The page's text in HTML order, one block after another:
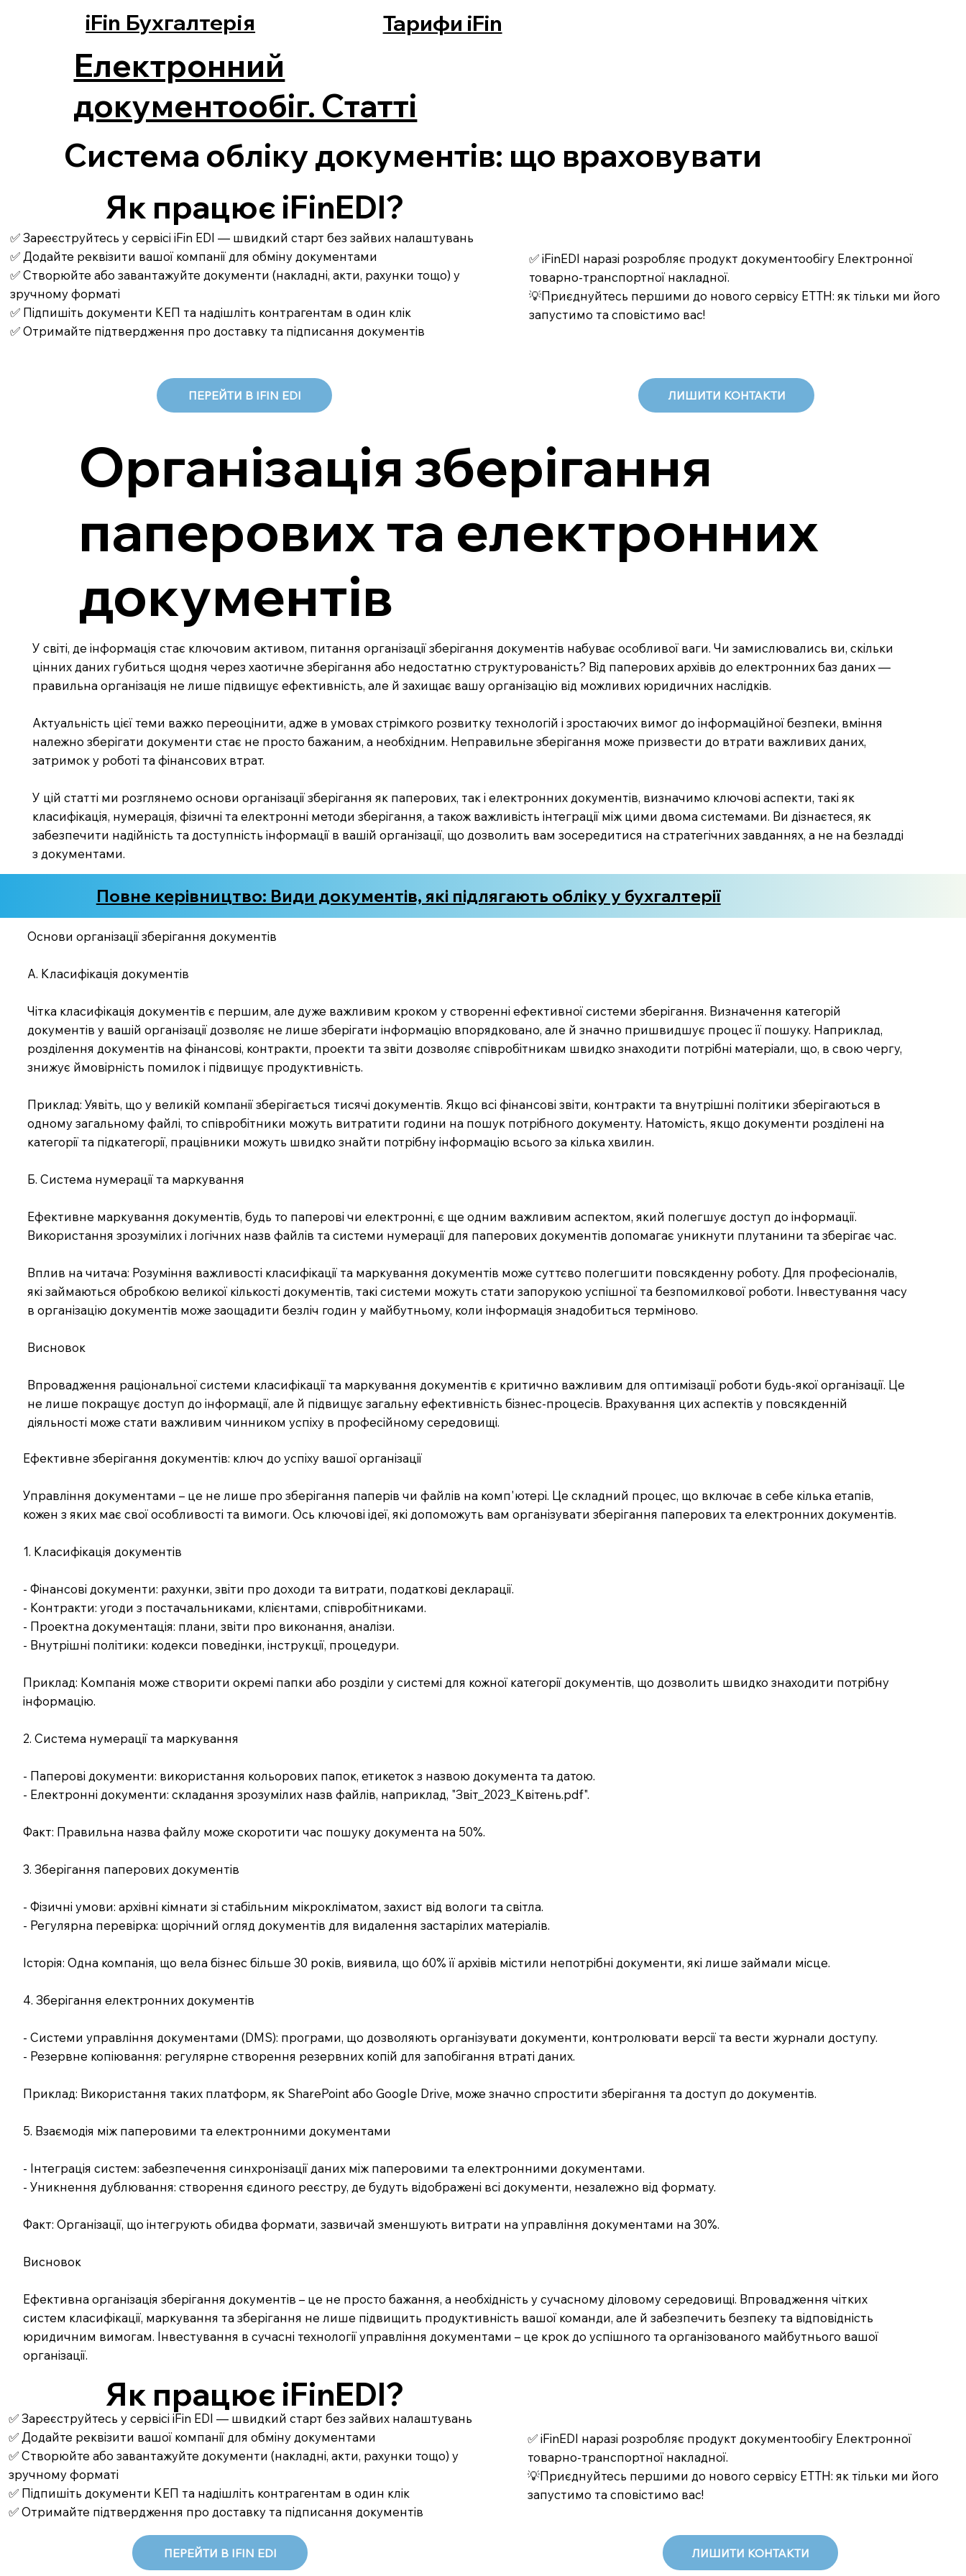
iFin Бухгалтерія Тарифи iFin
Електронний
документообіг. Статті
Система обліку документів: що враховувати
✅ Зареєструйтесь у сервісі iFin EDI — швидкий старт без зайвих налаштувань
✅ Додайте реквізити вашої компанії для обміну документами
✅ Створюйте або завантажуйте документи (накладні, акти, рахунки тощо) у
зручному форматі
✅ Підпишіть документи КЕП та надішліть контрагентам в один клік
✅ Отримайте підтвердження про доставку та підписання документів
Як працює iFinEDI?
ПЕРЕЙТИ В IFIN EDI
✅ iFinEDI наразі розробляє продукт документообігу Електронної
товарно-транспортної накладної.
💡Приєднуйтесь першими до нового сервісу ЕТТН: як тільки ми його
запустимо та сповістимо вас!
ЛИШИТИ КОНТАКТИ
Організація зберігання
паперових та електронних
документів
У світі, де інформація стає ключовим активом, питання організації зберігання документів набуває особливої ваги. Чи замислювались ви, скільки
цінних даних губиться щодня через хаотичне зберігання або недостатню структурованість? Від паперових архівів до електронних баз даних —
правильна організація не лише підвищує ефективність, але й захищає вашу організацію від можливих юридичних наслідків.
Актуальність цієї теми важко переоцінити, адже в умовах стрімкого розвитку технологій і зростаючих вимог до інформаційної безпеки, вміння
належно зберігати документи стає не просто бажаним, а необхідним. Неправильне зберігання може призвести до втрати важливих даних,
затримок у роботі та фінансових втрат.
У цій статті ми розглянемо основи організації зберігання як паперових, так і електронних документів, визначимо ключові аспекти, такі як
класифікація, нумерація, фізичні та електронні методи зберігання, а також важливість інтеграції між цими двома системами. Ви дізнаєтеся, як
забезпечити надійність та доступність інформації в вашій організації, що дозволить вам зосередитися на стратегічних завданнях, а не на безладді
з документами.
Повне керівництво: Види документів, які підлягають обліку у бухгалтерії
Основи організації зберігання документів
А. Класифікація документів
Чітка класифікація документів є першим, але дуже важливим кроком у створенні ефективної системи зберігання. Визначення категорій
документів у вашій організації дозволяє не лише зберігати інформацію впорядковано, але й значно пришвидшує процес її пошуку. Наприклад,
розділення документів на фінансові, контракти, проекти та звіти дозволяє співробітникам швидко знаходити потрібні матеріали, що, в свою чергу,
знижує ймовірність помилок і підвищує продуктивність.
Приклад: Уявіть, що у великій компанії зберігається тисячі документів. Якщо всі фінансові звіти, контракти та внутрішні політики зберігаються в
одному загальному файлі, то співробітники можуть витратити години на пошук потрібного документу. Натомість, якщо документи розділені на
категорії та підкатегорії, працівники можуть швидко знайти потрібну інформацію всього за кілька хвилин.
Б. Система нумерації та маркування
Ефективне маркування документів, будь то паперові чи електронні, є ще одним важливим аспектом, який полегшує доступ до інформації.
Використання зрозумілих і логічних назв файлів та системи нумерації для паперових документів допомагає уникнути плутанини та зберігає час.
Вплив на читача: Розуміння важливості класифікації та маркування документів може суттєво полегшити повсякденну роботу. Для професіоналів,
які займаються обробкою великої кількості документів, такі системи можуть стати запорукою успішної та безпомилкової роботи. Інвестування часу
в організацію документів може заощадити безліч годин у майбутньому, коли інформація знадобиться терміново.
Висновок
Впровадження раціональної системи класифікації та маркування документів є критично важливим для оптимізації роботи будь-якої організації. Це
не лише покращує доступ до інформації, але й підвищує загальну ефективність бізнес-процесів. Врахування цих аспектів у повсякденній
діяльності може стати важливим чинником успіху в професійному середовищі.
Ефективне зберігання документів: ключ до успіху вашої організації
Управління документами – це не лише про зберігання паперів чи файлів на комп'ютері. Це складний процес, що включає в себе кілька етапів,
кожен з яких має свої особливості та вимоги. Ось ключові ідеї, які допоможуть вам організувати зберігання паперових та електронних документів.
1. Класифікація документів
- Фінансові документи: рахунки, звіти про доходи та витрати, податкові декларації.
- Контракти: угоди з постачальниками, клієнтами, співробітниками.
- Проектна документація: плани, звіти про виконання, аналізи.
- Внутрішні політики: кодекси поведінки, інструкції, процедури.
Приклад: Компанія може створити окремі папки або розділи у системі для кожної категорії документів, що дозволить швидко знаходити потрібну
інформацію.
2. Система нумерації та маркування
- Паперові документи: використання кольорових папок, етикеток з назвою документа та датою.
- Електронні документи: складання зрозумілих назв файлів, наприклад, "Звіт_2023_Квітень.pdf".
Факт: Правильна назва файлу може скоротити час пошуку документа на 50%.
3. Зберігання паперових документів
- Фізичні умови: архівні кімнати зі стабільним мікрокліматом, захист від вологи та світла.
- Регулярна перевірка: щорічний огляд документів для видалення застарілих матеріалів.
Історія: Одна компанія, що вела бізнес більше 30 років, виявила, що 60% її архівів містили непотрібні документи, які лише займали місце.
4. Зберігання електронних документів
- Системи управління документами (DMS): програми, що дозволяють організувати документи, контролювати версії та вести журнали доступу.
- Резервне копіювання: регулярне створення резервних копій для запобігання втраті даних.
Приклад: Використання таких платформ, як SharePoint або Google Drive, може значно спростити зберігання та доступ до документів.
5. Взаємодія між паперовими та електронними документами
- Інтеграція систем: забезпечення синхронізації даних між паперовими та електронними документами.
- Уникнення дублювання: створення єдиного реєстру, де будуть відображені всі документи, незалежно від формату.
Факт: Організації, що інтегрують обидва формати, зазвичай зменшують витрати на управління документами на 30%.
Висновок
Ефективна організація зберігання документів – це не просто бажання, а необхідність у сучасному діловому середовищі. Впровадження чітких
систем класифікації, маркування та зберігання не лише підвищить продуктивність вашої команди, але й забезпечить безпеку та відповідність
юридичним вимогам. Інвестування в сучасні технології управління документами – це крок до успішного та організованого майбутнього вашої
організації.
✅ Зареєструйтесь у сервісі iFin EDI — швидкий старт без зайвих налаштувань
✅ Додайте реквізити вашої компанії для обміну документами
✅ Створюйте або завантажуйте документи (накладні, акти, рахунки тощо) у
зручному форматі
✅ Підпишіть документи КЕП та надішліть контрагентам в один клік
✅ Отримайте підтвердження про доставку та підписання документів
ПЕРЕЙТИ В IFIN EDI
Як працює iFinEDI?
✅ iFinEDI наразі розробляє продукт документообігу Електронної
товарно-транспортної накладної.
💡Приєднуйтесь першими до нового сервісу ЕТТН: як тільки ми його
запустимо та сповістимо вас!
ЛИШИТИ КОНТАКТИ